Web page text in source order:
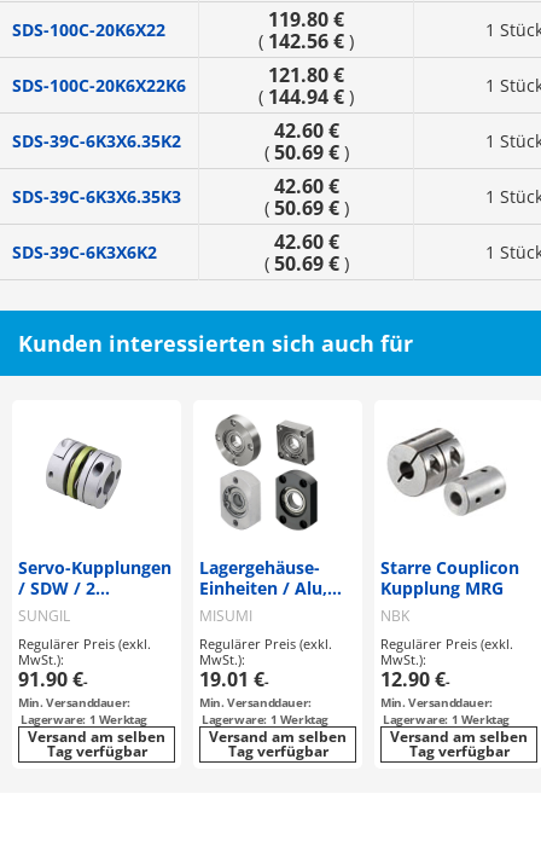
SDS-100C-20K6X22 119.80 €
( 142.56 € ) 1
SDS-100C-20K6X22K6 121.80 €
( 144.94 € ) 1
SDS-39C-6K3X6.35K2 42.60 €
( 50.69 €) 1
SDS-39C-6K3X6.35K3 42.60 €
( 50.69 €) 1
SDS-39C-6K3X6K2 42.60 €
( 50.69 €) 1
Kunden interessierten sich auch für
Servo-Kupplungen
/ SDW / 2
Scheiben: Stahl /
Nabenklemmung,
Passfeder /
Korpus:
Aluminium
SUNGIL
Regulärer Preis (exkl.
MwSt.):
91.90 €-
Min. Versanddauer:
Lagerware: 1 Werktag
Versand am selben
Tag verfügbar
Lagergehäuse-
Einheiten / Alu,
Stahl, Edelstahl /
beschichtet /
Flansch /
abgesetzt /
Senkbohrung,
Innengewinde /
Kugellager /
Sicherungsring
MISUMI
Regulärer Preis (exkl.
MwSt.):
19.01 €-
Min. Versanddauer:
Lagerware: 1 Werktag
Versand am selben
Tag verfügbar
Starre Couplicon
Kupplung MRG
NBK
Regulärer Preis (exkl.
MwSt.):
12.90 €-
Min. Versanddauer:
Lagerware: 1 Werktag
Versand am selben
Tag verfügbar